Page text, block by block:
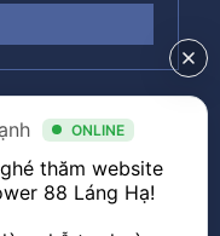
ONLINE
thăm website
88 Láng Hạ!